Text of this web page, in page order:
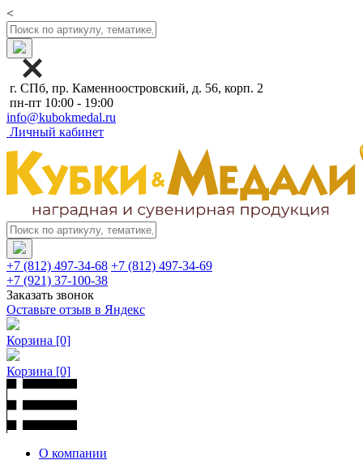
<
г. СПб, пр. Каменноостровский, д. 56, корп. 2
пн-пт 10:00 - 19:00
info@kubokmedal.ru
Личный кабинет
+7 (812) 497-34-68 +7 (812) 497-34-69
+7 (921) 37-100-38
Заказать звонок
Оставьте отзыв в Яндекс
Корзина [0]
Корзина [0]
О компании